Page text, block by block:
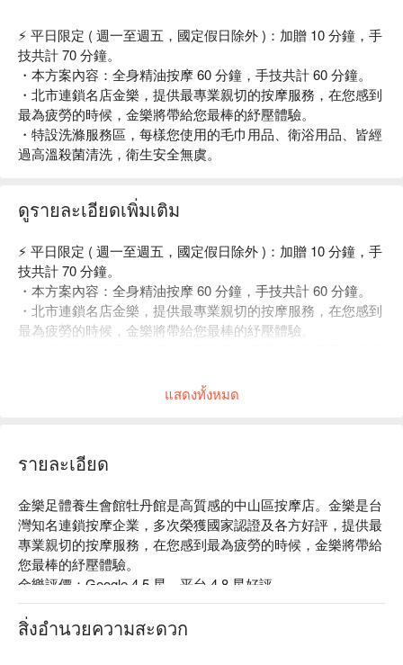
⚡️ 平日限定 ( 週一至週五，國定假日除外 )：加贈 10 分鐘，手
技共計 70 分鐘。
・本方案內容：全身精油按摩 60 分鐘，手技共計 60 分鐘。
・北市連鎖名店金樂，提供最專業親切的按摩服務，在您感到
最為疲勞的時候，金樂將帶給您最棒的紓壓體驗。
・特設洗滌服務區，每樣您使用的毛巾用品、衛浴用品、皆經
過高溫殺菌清洗，衛生安全無虞。
ดูรายละเอียดเพิ่มเติม
⚡️ 平日限定 ( 週一至週五，國定假日除外 )：加贈 10 分鐘，手
技共計 70 分鐘。
・本方案內容：全身精油按摩 60 分鐘，手技共計 60 分鐘。
・北市連鎖名店金樂，提供最專業親切的按摩服務，在您感到
最為疲勞的時候，金樂將帶給您最棒的紓壓體驗。
แสดงทั้งหมด
รายละเอียด
金樂足體養生會館牡丹館是高質感的中山區按摩店。金樂是台
灣知名連鎖按摩企業，多次榮獲國家認證及各方好評，提供最
專業親切的按摩服務，在您感到最為疲勞的時候，金樂將帶給
您最棒的紓壓體驗。
金樂評價：Google 4.5 星、平台 4.8 星好評
金樂的師傅都經過專業按摩技能訓練，經驗豐富、很敬業，針
對每位客人的身體狀況，以最合適的手法替客人紓解疲勞，身
สิ่งอำนวยความสะดวก